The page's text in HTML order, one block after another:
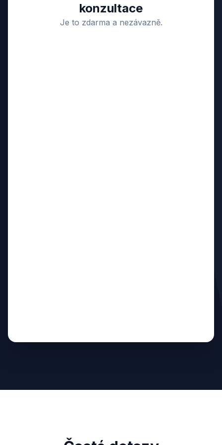
konzultace
Je to zdarma a nezávazně.